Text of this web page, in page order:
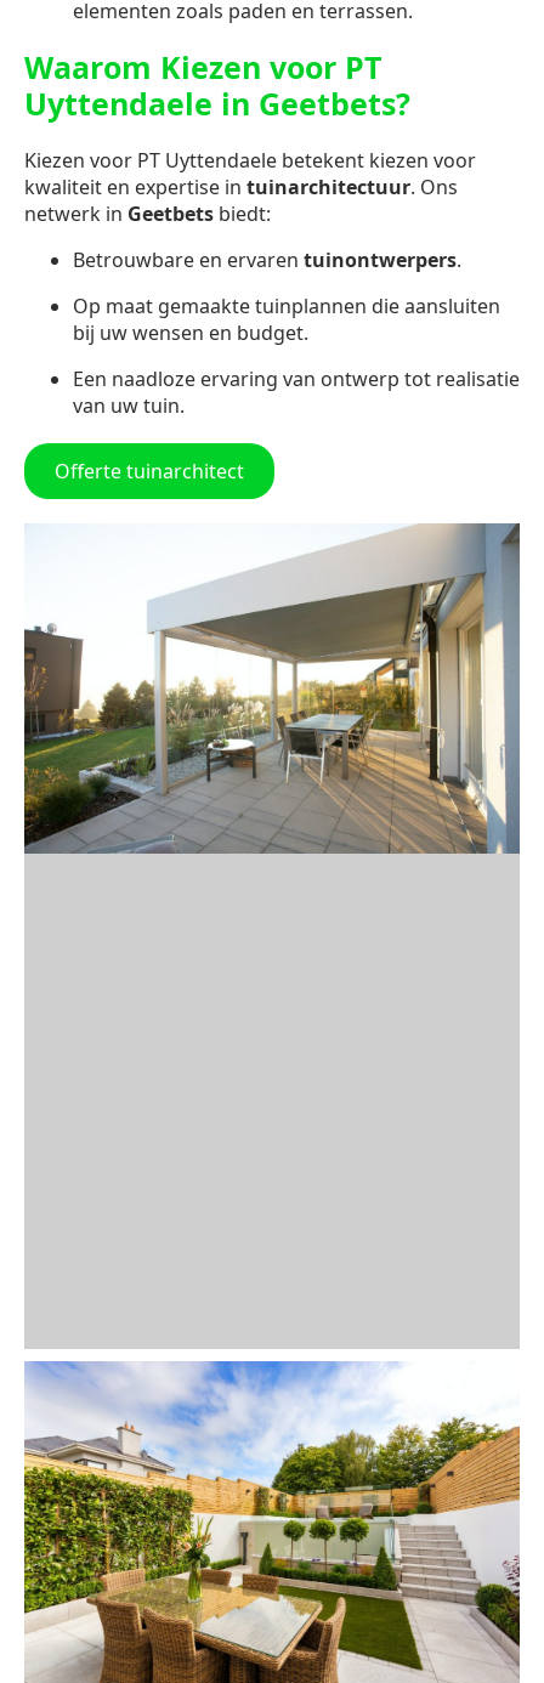
elementen zoals paden en terrassen.
Waarom Kiezen voor PT
Uyttendaele in Geetbets?
Kiezen voor PT Uyttendaele betekent kiezen voor
kwaliteit en expertise in tuinarchitectuur. Ons
netwerk in Geetbets biedt:
Betrouwbare en ervaren tuinontwerpers.
Op maat gemaakte tuinplannen die aansluiten
bij uw wensen en budget.
Een naadloze ervaring van ontwerp tot realisatie
van uw tuin.
Offerte tuinarchitect